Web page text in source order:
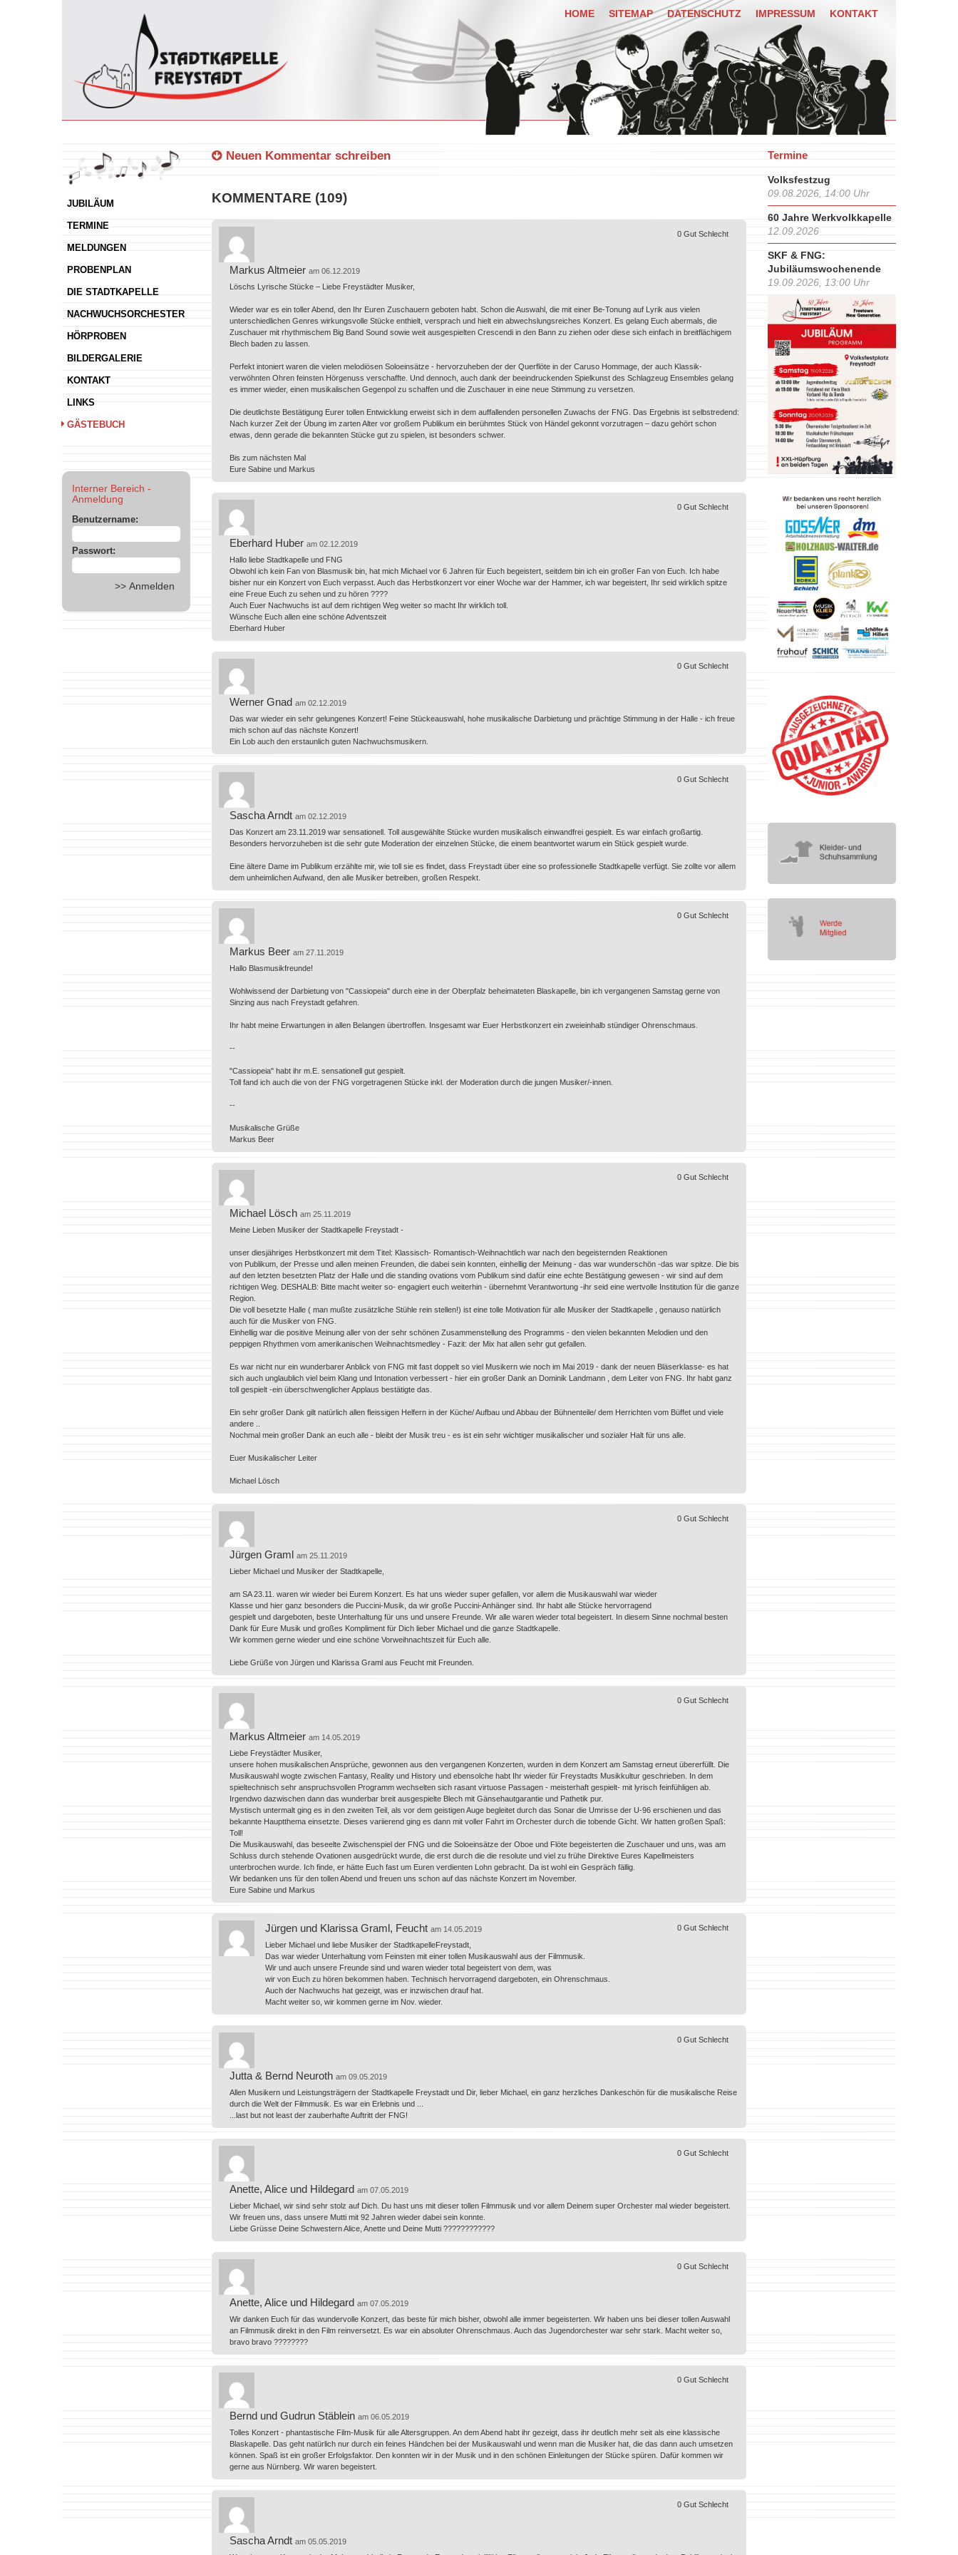
HOME SITEMAP DATENSCHUTZ IMPRESSUM KONTAKT
JUBILÄUM
TERMINE
MELDUNGEN
PROBENPLAN
DIE STADTKAPELLE
NACHWUCHSORCHESTER
HÖRPROBEN
BILDERGALERIE
KONTAKT
LINKS
GÄSTEBUCH
Interner Bereich -
Anmeldung
Benutzername:
Passwort:
Neuen Kommentar schreiben
KOMMENTARE (109)
Markus Altmeier am 06.12.2019
Löschs Lyrische Stücke – Liebe Freystädter Musiker,
Wieder war es ein toller Abend, den Ihr Euren Zuschauern geboten habt. Schon die Auswahl, die mit einer Be-Tonung auf Lyrik aus vielen
unterschiedlichen Genres wirkungsvolle Stücke enthielt, versprach und hielt ein abwechslungsreiches Konzert. Es gelang Euch abermals, die
Zuschauer mit rhythmischem Big Band Sound sowie weit ausgespielten Crescendi in den Bann zu ziehen oder diese sich einfach in breitflächigem
Blech baden zu lassen.
Perfekt intoniert waren die vielen melodiösen Soloeinsätze - hervorzuheben der der Querflöte in der Caruso Hommage, der auch Klassik-
verwöhnten Ohren feinsten Hörgenuss verschaffte. Und dennoch, auch dank der beeindruckenden Spielkunst des Schlagzeug Ensembles gelang
es immer wieder, einen musikalischen Gegenpol zu schaffen und die Zuschauer in eine neue Stimmung zu versetzen.
Die deutlichste Bestätigung Eurer tollen Entwicklung erweist sich in dem auffallenden personellen Zuwachs der FNG. Das Ergebnis ist selbstredend:
Nach kurzer Zeit der Übung im zarten Alter vor großem Publikum ein berühmtes Stück von Händel gekonnt vorzutragen – dazu gehört schon
etwas, denn gerade die bekannten Stücke gut zu spielen, ist besonders schwer.
Bis zum nächsten Mal
Eure Sabine und Markus
0 Gut Schlecht
Eberhard Huber am 02.12.2019
Hallo liebe Stadtkapelle und FNG
Obwohl ich kein Fan von Blasmusik bin, hat mich Michael vor 6 Jahren für Euch begeistert, seitdem bin ich ein großer Fan von Euch. Ich habe
bisher nur ein Konzert von Euch verpasst. Auch das Herbstkonzert vor einer Woche war der Hammer, ich war begeistert, Ihr seid wirklich spitze
eine Freue Euch zu sehen und zu hören ????
Auch Euer Nachwuchs ist auf dem richtigen Weg weiter so macht Ihr wirklich toll.
Wünsche Euch allen eine schöne Adventszeit
Eberhard Huber
0 Gut Schlecht
Werner Gnad am 02.12.2019
Das war wieder ein sehr gelungenes Konzert! Feine Stückeauswahl, hohe musikalische Darbietung und prächtige Stimmung in der Halle - ich freue
mich schon auf das nächste Konzert!
Ein Lob auch den erstaunlich guten Nachwuchsmusikern.
0 Gut Schlecht
Sascha Arndt am 02.12.2019
Das Konzert am 23.11.2019 war sensationell. Toll ausgewählte Stücke wurden musikalisch einwandfrei gespielt. Es war einfach großartig.
Besonders hervorzuheben ist die sehr gute Moderation der einzelnen Stücke, die einem beantwortet warum ein Stück gespielt wurde.
Eine ältere Dame im Publikum erzählte mir, wie toll sie es findet, dass Freystadt über eine so professionelle Stadtkapelle verfügt. Sie zollte vor allem
dem unheimlichen Aufwand, den alle Musiker betreiben, großen Respekt.
0 Gut Schlecht
Markus Beer am 27.11.2019
Hallo Blasmusikfreunde!
Wohlwissend der Darbietung von "Cassiopeia" durch eine in der Oberpfalz beheimateten Blaskapelle, bin ich vergangenen Samstag gerne von
Sinzing aus nach Freystadt gefahren.
Ihr habt meine Erwartungen in allen Belangen übertroffen. Insgesamt war Euer Herbstkonzert ein zweieinhalb stündiger Ohrenschmaus.
--
"Cassiopeia" habt ihr m.E. sensationell gut gespielt.
Toll fand ich auch die von der FNG vorgetragenen Stücke inkl. der Moderation durch die jungen Musiker/-innen.
--
Musikalische Grüße
Markus Beer
0 Gut Schlecht
Michael Lösch am 25.11.2019
Meine Lieben Musiker der Stadtkapelle Freystadt -
unser diesjähriges Herbstkonzert mit dem Titel: Klassisch- Romantisch-Weihnachtlich war nach den begeisternden Reaktionen
von Publikum, der Presse und allen meinen Freunden, die dabei sein konnten, einhellig der Meinung - das war wunderschön -das war spitze. Die bis
auf den letzten besetzten Platz der Halle und die standing ovations vom Publikum sind dafür eine echte Bestätigung gewesen - wir sind auf dem
richtigen Weg. DESHALB: Bitte macht weiter so- engagiert euch weiterhin - übernehmt Verantwortung -ihr seid eine wertvolle Institution für die ganze
Region.
Die voll besetzte Halle ( man mußte zusätzliche Stühle rein stellen!) ist eine tolle Motivation für alle Musiker der Stadtkapelle , genauso natürlich
auch für die Musiker von FNG.
Einhellig war die positive Meinung aller von der sehr schönen Zusammenstellung des Programms - den vielen bekannten Melodien und den
peppigen Rhythmen vom amerikanischen Weihnachtsmedley - Fazit: der Mix hat allen sehr gut gefallen.
Es war nicht nur ein wunderbarer Anblick von FNG mit fast doppelt so viel Musikern wie noch im Mai 2019 - dank der neuen Bläserklasse- es hat
sich auch unglaublich viel beim Klang und Intonation verbessert - hier ein großer Dank an Dominik Landmann , dem Leiter von FNG. Ihr habt ganz
toll gespielt -ein überschwenglicher Applaus bestätigte das.
Ein sehr großer Dank gilt natürlich allen fleissigen Helfern in der Küche/ Aufbau und Abbau der Bühnenteile/ dem Herrichten vom Büffet und viele
andere ..
Nochmal mein großer Dank an euch alle - bleibt der Musik treu - es ist ein sehr wichtiger musikalischer und sozialer Halt für uns alle.
Euer Musikalischer Leiter
Michael Lösch
0 Gut Schlecht
Jürgen Graml am 25.11.2019
Lieber Michael und Musiker der Stadtkapelle,
am SA 23.11. waren wir wieder bei Eurem Konzert. Es hat uns wieder super gefallen, vor allem die Musikauswahl war wieder
Klasse und hier ganz besonders die Puccini-Musik, da wir große Puccini-Anhänger sind. Ihr habt alle Stücke hervorragend
gespielt und dargeboten, beste Unterhaltung für uns und unsere Freunde. Wir alle waren wieder total begeistert. In diesem Sinne nochmal besten
Dank für Eure Musik und großes Kompliment für Dich lieber Michael und die ganze Stadtkapelle.
Wir kommen gerne wieder und eine schöne Vorweihnachtszeit für Euch alle.
Liebe Grüße von Jürgen und Klarissa Graml aus Feucht mit Freunden.
0 Gut Schlecht
Markus Altmeier am 14.05.2019
Liebe Freystädter Musiker,
unsere hohen musikalischen Ansprüche, gewonnen aus den vergangenen Konzerten, wurden in dem Konzert am Samstag erneut übererfüllt. Die
Musikauswahl wogte zwischen Fantasy, Reality und History und ebensolche habt Ihr wieder für Freystadts Musikkultur geschrieben. In dem
spieltechnisch sehr anspruchsvollen Programm wechselten sich rasant virtuose Passagen - meisterhaft gespielt- mit lyrisch feinfühligen ab.
Irgendwo dazwischen dann das wunderbar breit ausgespielte Blech mit Gänsehautgarantie und Pathetik pur.
Mystisch untermalt ging es in den zweiten Teil, als vor dem geistigen Auge begleitet durch das Sonar die Umrisse der U-96 erschienen und das
bekannte Hauptthema einsetzte. Dieses variierend ging es dann mit voller Fahrt im Orchester durch die tobende Gicht. Wir hatten großen Spaß:
Toll!
Die Musikauswahl, das beseelte Zwischenspiel der FNG und die Soloeinsätze der Oboe und Flöte begeisterten die Zuschauer und uns, was am
Schluss durch stehende Ovationen ausgedrückt wurde, die erst durch die die resolute und viel zu frühe Direktive Eures Kapellmeisters
unterbrochen wurde. Ich finde, er hätte Euch fast um Euren verdienten Lohn gebracht. Da ist wohl ein Gespräch fällig.
Wir bedanken uns für den tollen Abend und freuen uns schon auf das nächste Konzert im November.
Eure Sabine und Markus
0 Gut Schlecht
Jürgen und Klarissa Graml, Feucht am 14.05.2019
Lieber Michael und liebe Musiker der StadtkapelleFreystadt,
Das war wieder Unterhaltung vom Feinsten mit einer tollen Musikauswahl aus der Filmmusik.
Wir und auch unsere Freunde sind und waren wieder total begeistert von dem, was
wir von Euch zu hören bekommen haben. Technisch hervorragend dargeboten, ein Ohrenschmaus.
Auch der Nachwuchs hat gezeigt, was er inzwischen drauf hat.
Macht weiter so, wir kommen gerne im Nov. wieder.
0 Gut Schlecht
Jutta & Bernd Neuroth am 09.05.2019
Allen Musikern und Leistungsträgern der Stadtkapelle Freystadt und Dir, lieber Michael, ein ganz herzliches Dankeschön für die musikalische Reise
durch die Welt der Filmmusik. Es war ein Erlebnis und ...
...last but not least der zauberhafte Auftritt der FNG!
0 Gut Schlecht
Anette, Alice und Hildegard am 07.05.2019
Lieber Michael, wir sind sehr stolz auf Dich. Du hast uns mit dieser tollen Filmmusik und vor allem Deinem super Orchester mal wieder begeistert.
Wir freuen uns, dass unsere Mutti mit 92 Jahren wieder dabei sein konnte.
Liebe Grüsse Deine Schwestern Alice, Anette und Deine Mutti ????????????
0 Gut Schlecht
Anette, Alice und Hildegard am 07.05.2019
Wir danken Euch für das wundervolle Konzert, das beste für mich bisher, obwohl alle immer begeisterten. Wir haben uns bei dieser tollen Auswahl
an Filmmusik direkt in den Film reinversetzt. Es war ein absoluter Ohrenschmaus. Auch das Jugendorchester war sehr stark. Macht weiter so,
bravo bravo ????????
0 Gut Schlecht
Bernd und Gudrun Stäblein am 06.05.2019
Tolles Konzert - phantastische Film-Musik für alle Altersgruppen. An dem Abend habt ihr gezeigt, dass ihr deutlich mehr seit als eine klassische
Blaskapelle. Das geht natürlich nur durch ein feines Händchen bei der Musikauswahl und wenn man die Musiker hat, die das dann auch umsetzen
können. Spaß ist ein großer Erfolgsfaktor. Den konnten wir in der Musik und in den schönen Einleitungen der Stücke spüren. Dafür kommen wir
gerne aus Nürnberg. Wir waren begeistert.
0 Gut Schlecht
Sascha Arndt am 05.05.2019
0 Gut Schlecht
Termine
Volksfestzug
09.08.2026, 14:00 Uhr
60 Jahre Werkvolkkapelle
12.09.2026
SKF & FNG:
Jubiläumswochenende
19.09.2026, 13:00 Uhr